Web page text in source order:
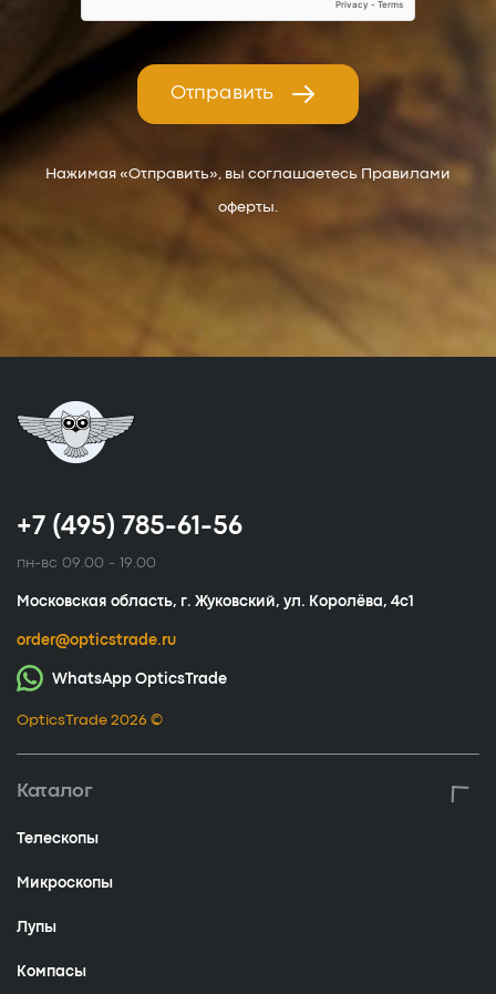
Отправить
Нажимая «Отправить», вы соглашаетесь Правилами
оферты.
+7 (495) 785-61-56
пн-вс 09.00 - 19.00
Московская область, г. Жуковский, ул. Королёва, 4с1
order@opticstrade.ru
WhatsApp OpticsTrade
OpticsTrade 2026 ©
Каталог
Телескопы
Микроскопы
Лупы
Компасы